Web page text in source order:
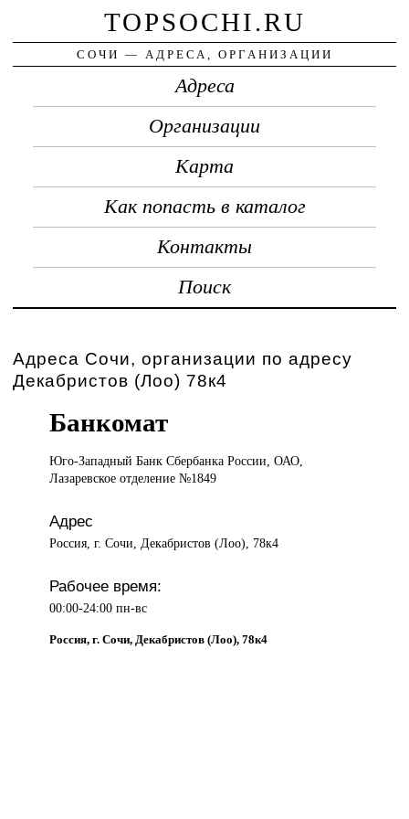
TOPSOCHI.RU
СОЧИ — АДРЕСА, ОРГАНИЗАЦИИ
Адреса
Организации
Карта
Как попасть в каталог
Контакты
Поиск
Адреса Сочи, организации по адресу
Декабристов (Лоо) 78к4
Банкомат
Юго-Западный БанкСбербанка России, ОАО,
Лазаревское отделение №1849
Адрес
Россия, г. Сочи, Декабристов (Лоо), 78к4
Рабочее время:
00:00-24:00 пн-вс
Россия, г. Сочи, Декабристов (Лоо), 78к4